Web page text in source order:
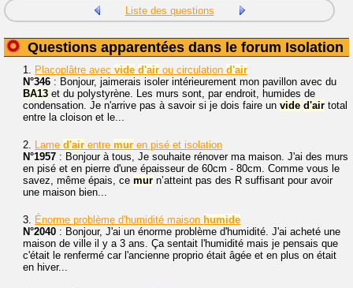
Liste des questions
Questions apparentées dans le forum Isolation
1. Placoplâtre avec vide d'air ou circulation d'air
N°346 : Bonjour, jaimerais isoler intérieurement mon pavillon avec du
BA13 et du polystyrène. Les murs sont, par endroit, humides de
condensation. Je n'arrive pas à savoir si je dois faire un vide d'air total
entre la cloison et le...
2. Lame d'air entre mur en pisé et isolation
N°1957 : Bonjour à tous, Je souhaite rénover ma maison. J'ai des murs
en pisé et en pierre d'une épaisseur de 60cm - 80cm. Comme vous le
savez, même épais, ce mur n’atteint pas des R suffisant pour avoir
une maison bien...
3. Énorme problème d'humidité maison humide
N°2040 : Bonjour, J'ai un énorme problème d'humidité. J'ai acheté une
maison de ville il y a 3 ans. Ça sentait l'humidité mais je pensais que
c'était le renfermé car l'ancienne proprio était âgée et en plus on était
en hiver...